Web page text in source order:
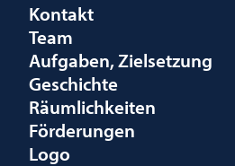
Kontakt
Team
Aufgaben, Zielsetzung
Geschichte
Räumlichkeiten
Förderungen
Logo